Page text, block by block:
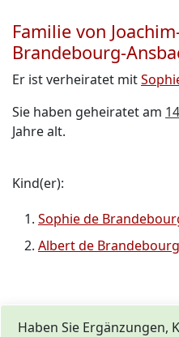
Familie von
Brandebourg-
Er ist verheiratet mit
Sie haben geheiratet am
Jahre alt.
Kind(er):
Sophie de
Albert de
Haben Sie Ergänzungen,